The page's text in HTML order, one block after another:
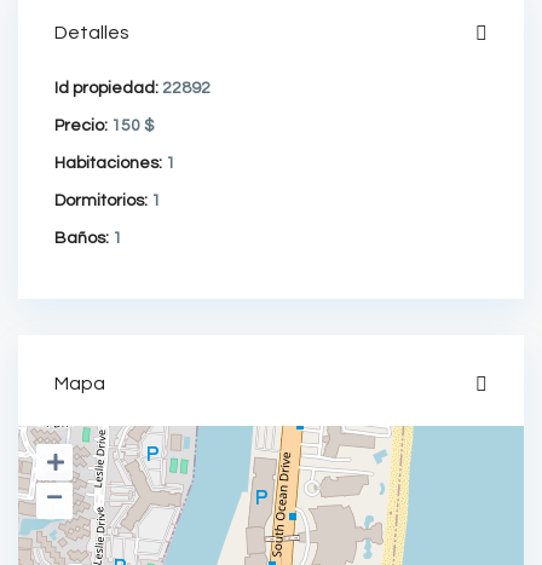
Detalles
Id propiedad: 22892
Precio: 150 $
Habitaciones: 1
Dormitorios: 1
Baños: 1
Mapa